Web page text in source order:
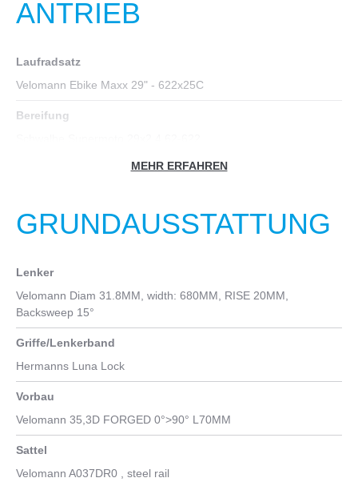
ANTRIEB
Laufradsatz
Velomann Ebike Maxx 29" - 622x25C
Bereifung
Nabe hinten
Kurbelgarnitur
FSA CK-320/IS Die cast AL, crank lenght: 170mm ISIS , CDX
Spider Assembly, 39T
Kassette
CDX Rear Sprocket, 28T, Shimano Nexus 5 Mech. Hub 6-Lobe
Kette
12mm Width
MEHR ERFAHREN
GRUNDAUSSTATTUNG
Lenker
Velomann Diam 31.8MM, width: 680MM, RISE 20MM,
Backsweep 15°
Griffe/Lenkerband
Hermanns Luna Lock
Vorbau
Velomann 35,3D FORGED 0°>90° L70MM
Sattel
Velomann A037DR0 , steel rail